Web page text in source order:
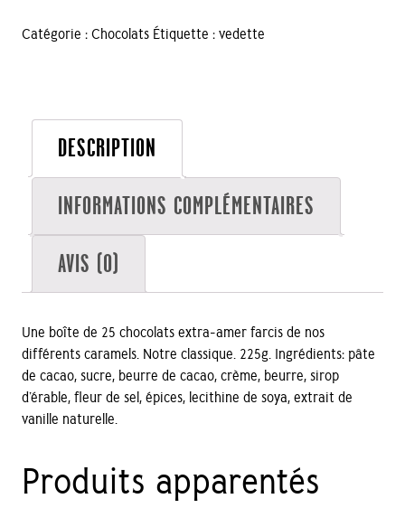
de
Catégorie :Chocolats Étiquette :vedette
DESCRIPTION
INFORMATIONS COMPLÉMENTAIRES
AVIS (0)
Une boîte de 25 chocolats extra-amer farcis de nos
différents caramels. Notre classique. 225g. Ingrédients: pâte
de cacao, sucre, beurre de cacao, crème, beurre, sirop
d’érable, fleur de sel, épices, lecithine de soya, extrait de
vanille naturelle.
Produits apparentés